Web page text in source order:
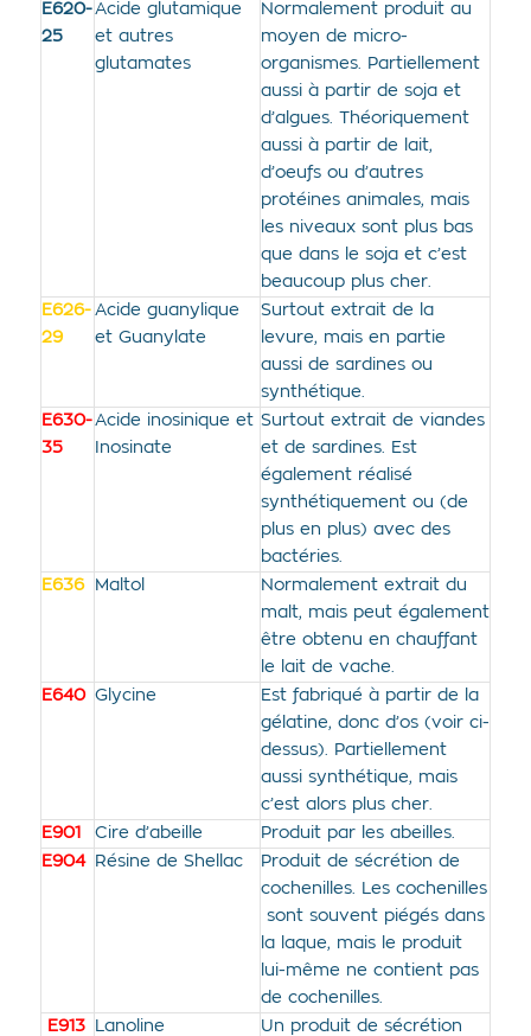
E620-
25
Acide glutamique
et autres
glutamates
Normalement produit au
moyen de micro-
organismes. Partiellement
aussi à partir de soja et
d’algues. Théoriquement
aussi à partir de lait,
d’oeufs ou d’autres
protéines animales, mais
les niveaux sont plus bas
que dans le soja et c’est
beaucoup plus cher.
E626-
29
Acide guanylique
et Guanylate
Surtout extrait de la
levure, mais en partie
aussi de sardines ou
synthétique.
E630-
35
Acide inosinique et
Inosinate
Surtout extrait de viandes
et de sardines. Est
également réalisé
synthétiquement ou (de
plus en plus) avec des
bactéries.
E636
Maltol
Normalement extrait du
malt, mais peut également
être obtenu en chauffant
le lait de vache.
E640
Glycine
Est fabriqué à partir de la
gélatine, donc d’os (voir ci-
dessus). Partiellement
aussi synthétique, mais
c’est alors plus cher.
E901
Cire d’abeille
Produit par les abeilles.
E904
Résine de Shellac
Produit de sécrétion de
cochenilles. Les cochenilles
sont souvent piégés dans
la laque, mais le produit
lui-même ne contient pas
de cochenilles.
E913
Lanoline
Un produit de sécrétion